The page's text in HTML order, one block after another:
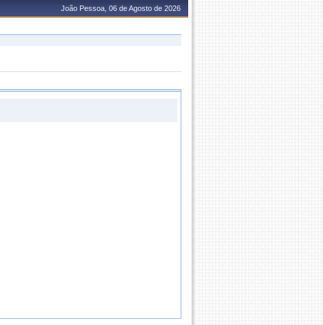
João Pessoa, 06 de Agosto de 2026